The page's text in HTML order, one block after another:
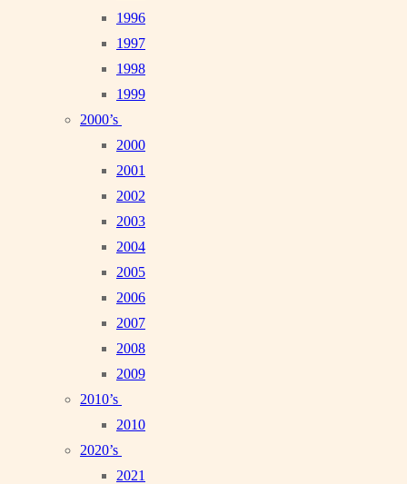
1996
1997
1998
1999
2000’s
2000
2001
2002
2003
2004
2005
2006
2007
2008
2009
2010’s
2010
2020’s
2021